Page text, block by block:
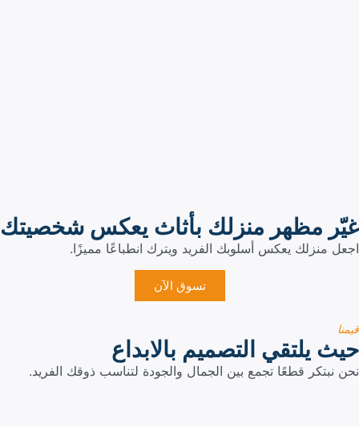
غيّر مظهر منزلك بأثاث يعكس شخصيتك
اجعل منزلك يعكس أسلوبك الفريد ويترك انطباعًا مميزًا.
تسوق الآن
قيمنا
حيث يلتقي التصميم بالابداع
نحن نبتكر قطعًا تجمع بين الجمال والجودة لتناسب ذوقك الفريد.